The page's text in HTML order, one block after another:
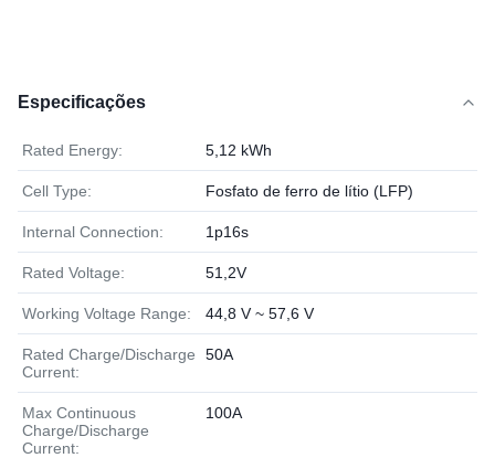
Especificações
Rated Energy: 5,12 kWh
Cell Type: Fosfato de ferro de lítio (LFP)
Internal Connection: 1p16s
Rated Voltage: 51,2V
Working Voltage Range: 44,8 V ~ 57,6 V
Rated Charge/Discharge
Current:
50A
Max Continuous
Charge/Discharge
Current:
100A